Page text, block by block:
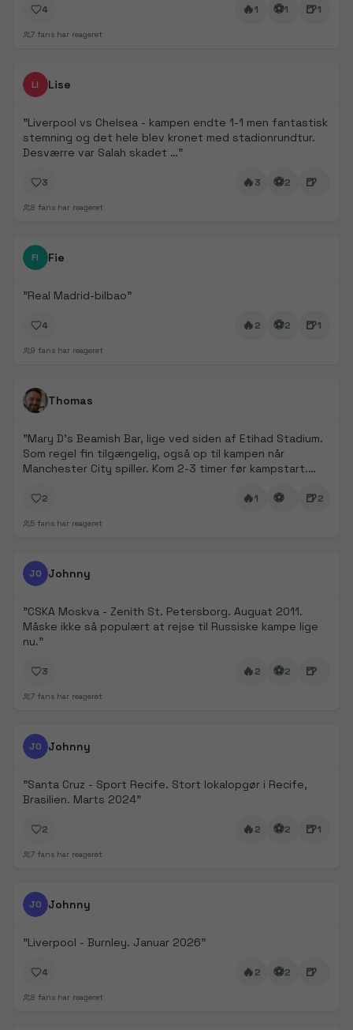
4 🔥1 ⚽1 🍺1
7 fans har reageret
FanDays bidrag
LI Lise
"Liverpool vs Chelsea - kampen endte 1-1 men fantastisk
stemning og det hele blev kronet med stadionrundtur.
Desværre var Salah skadet …"
3 🔥3 ⚽2 🍺
8 fans har reageret
FanDays bidrag
FI Fie
"Real Madrid-bilbao"
4 🔥2 ⚽2 🍺1
9 fans har reageret
FanDays bidrag
Thomas
"Mary D’s Beamish Bar, lige ved siden af Etihad Stadium.
Som regel fin tilgængelig, også op til kampen når
Manchester City spiller. Kom 2-3 timer før kampstart.
2 🔥1 ⚽ 🍺2
5 fans har reageret
FanDays bidrag
JO Johnny
"CSKA Moskva - Zenith St. Petersborg. Auguat 2011.
Måske ikke så populært at rejse til Russiske kampe lige
nu."
3 🔥2 ⚽2 🍺
7 fans har reageret
FanDays bidrag
JO Johnny
"Santa Cruz - Sport Recife. Stort lokalopgør i Recife,
Brasilien. Marts 2024"
2 🔥2 ⚽2 🍺1
7 fans har reageret
FanDays bidrag
JO Johnny
"Liverpool - Burnley. Januar 2026"
4 🔥2 ⚽2 🍺
8 fans har reageret